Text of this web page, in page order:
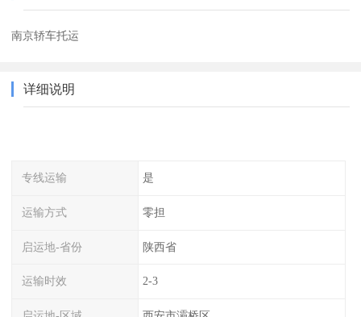
南京轿车托运
详细说明
专线运输 是
运输方式 零担
启运地-省份 陕西省
运输时效 2-3